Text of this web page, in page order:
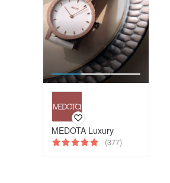
MEDOTA Luxury
(377)